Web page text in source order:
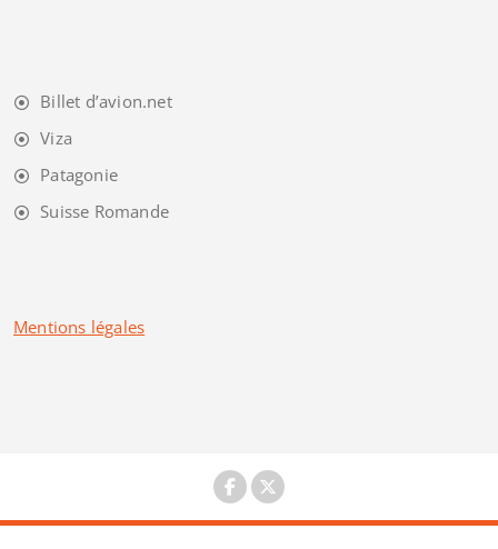
Billet d’avion.net
Viza
Patagonie
Suisse Romande
Mentions légales